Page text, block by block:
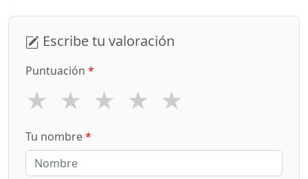
Escribe tu valoración
Puntuación *
★ ★ ★ ★ ★
Tu nombre*